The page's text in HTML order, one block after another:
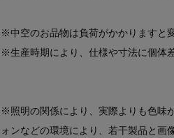
※中空のお品物は負荷がかかりますと
※生産時期により、仕様や寸法に個体
※照明の関係により、実際よりも色味
ォンなどの環境により、若干製品と画